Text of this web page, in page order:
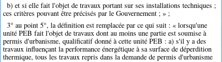
b) et si elle fait l'objet de travaux portant sur ses installations techniques ;
ces critères pouvant être précisés par le Gouvernement ; » ;
3° au point 5°, la définition est remplacée par ce qui suit : « lorsqu'une
unité PEB fait l'objet de travaux dont au moins une partie est soumise à
permis d'urbanisme, qualificatif donné à cette unité PEB : a) s'il y a des
travaux influençant la performance énergétique à sa surface de déperdition
thermique, tous les travaux repris dans la demande de permis d'urbanisme